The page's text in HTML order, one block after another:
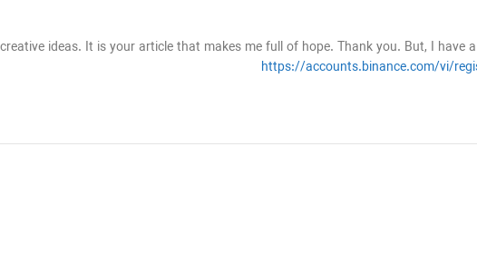
ideas. It is your article that makes me full of hope. Thank you. But, I have
https://accounts.binance.com/vi/